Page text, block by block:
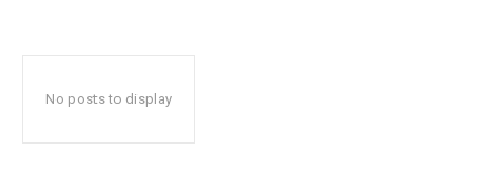
No posts to display